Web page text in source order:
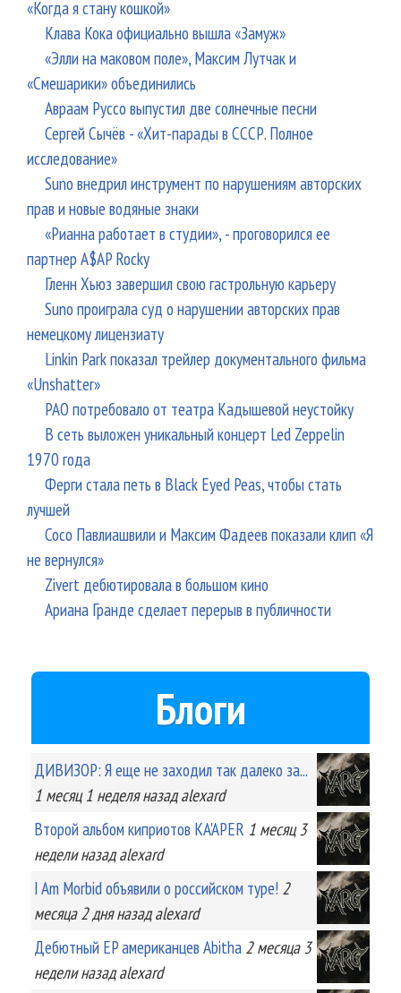
«Когда я стану кошкой»
Клава Кока официально вышла «Замуж»
«Элли на маковом поле», Максим Лутчак и
«Смешарики» объединились
Авраам Руссо выпустил две солнечные песни
Сергей Сычёв - «Хит-парады в СССР. Полное
исследование»
Suno внедрил инструмент по нарушениям авторских
прав и новые водяные знаки
«Рианна работает в студии», - проговорился ее
партнер A$AP Rocky
Гленн Хьюз завершил свою гастрольную карьеру
Suno проиграла суд о нарушении авторских прав
немецкому лицензиату
Linkin Park показал трейлер документального фильма
«Unshatter»
РАО потребовало от театра Кадышевой неустойку
В сеть выложен уникальный концерт Led Zeppelin
1970 года
Ферги стала петь в Black Eyed Peas, чтобы стать
лучшей
Сосо Павлиашвили и Максим Фадеев показали клип «Я
не вернулся»
Zivert дебютировала в большом кино
Ариана Гранде сделает перерыв в публичности
Блоги
ДИВИЗОР: Я еще не заходил так далеко за...
1 месяц 1 неделяназад alexard
Второй альбом киприотов KA'APER 1 месяц 3
неделиназад alexard
I Am Morbid объявили о российском туре! 2
месяца 2 дняназад alexard
Дебютный EP американцев Abitha 2 месяца 3
неделиназад alexard